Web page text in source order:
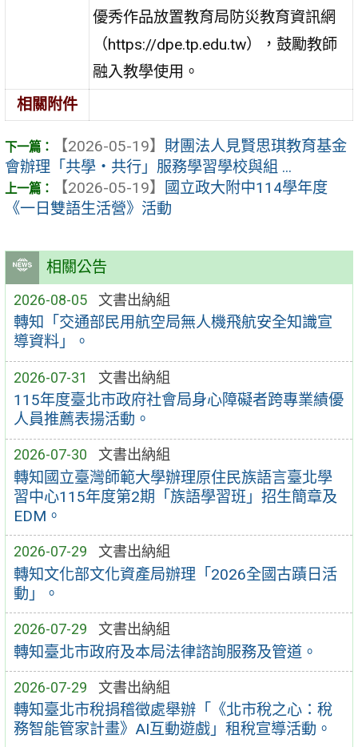
相關公告
2026-08-05 文書出納組
轉知「交通部民用航空局無人機飛航安全知識宣
導資料」。
2026-07-31 文書出納組
115年度臺北市政府社會局身心障礙者跨專業績優
人員推薦表揚活動。
2026-07-30 文書出納組
轉知國立臺灣師範大學辦理原住民族語言臺北學
習中心115年度第2期「族語學習班」招生簡章及
EDM。
2026-07-29 文書出納組
轉知文化部文化資產局辦理「2026全國古蹟日活
動」。
2026-07-29 文書出納組
轉知臺北市政府及本局法律諮詢服務及管道。
2026-07-29 文書出納組
轉知臺北市稅捐稽徵處舉辦「《北市稅之心：稅
務智能管家計畫》AI互動遊戲」租稅宣導活動。
優秀作品放置教育局防災教育資訊網
（https://dpe.tp.edu.tw），鼓勵教師
融入教學使用。
相關附件
【2026-05-19】 財團法人見賢思琪教育基金
會辦理「共學・共行」服務學習學校與組 ...
【2026-05-19】
國立政大附中114學年度
《一日雙語生活營》活動